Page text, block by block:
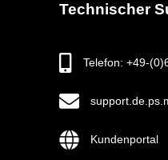
Technischer
Telefon: +49-
Kundenportal